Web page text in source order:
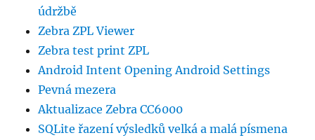
údržbě
Zebra ZPL Viewer
Zebra test print ZPL
Android Intent Opening Android Settings
Pevná mezera
Aktualizace Zebra CC6000
SQLite řazení výsledků velká a malá písmena